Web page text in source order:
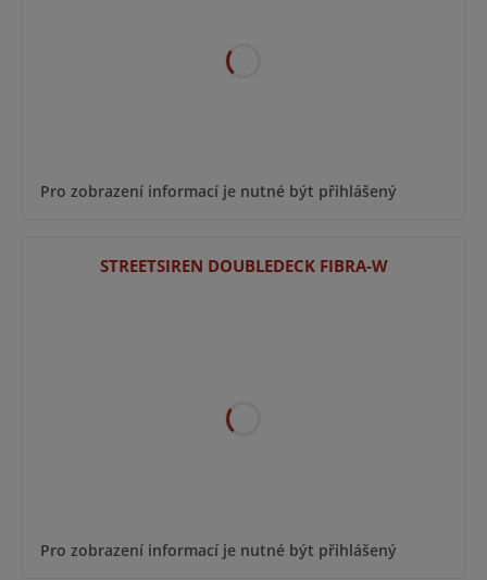
Pro zobrazení informací je nutné být přihlášený
STREETSIREN DOUBLEDECK FIBRA-W
Pro zobrazení informací je nutné být přihlášený